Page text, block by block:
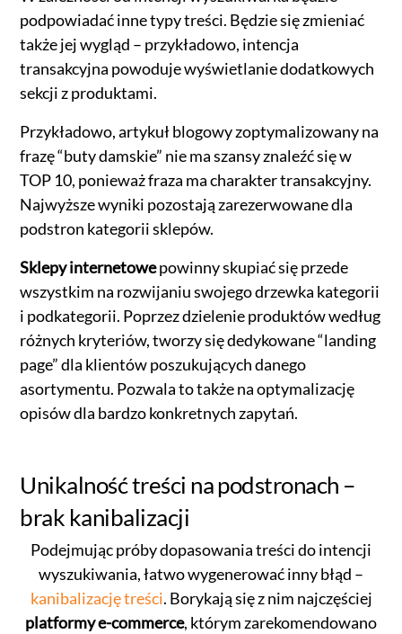
podpowiadać inne typy treści. Będzie się zmieniać
także jej wygląd – przykładowo, intencja
transakcyjna powoduje wyświetlanie dodatkowych
sekcji z produktami.
Przykładowo, artykuł blogowy zoptymalizowany na
frazę “buty damskie” nie ma szansy znaleźć się w
TOP 10, ponieważ fraza ma charakter transakcyjny.
Najwyższe wyniki pozostają zarezerwowane dla
podstron kategorii sklepów.
Sklepy internetowepowinny skupiać się przede
wszystkim na rozwijaniu swojego drzewka kategorii
i podkategorii. Poprzez dzielenie produktów według
różnych kryteriów, tworzy się dedykowane “landing
page” dla klientów poszukujących danego
asortymentu. Pozwala to także na optymalizację
opisów dla bardzo konkretnych zapytań.
Unikalność treści na podstronach –
brak kanibalizacji
Podejmując próby dopasowania treści do intencji
wyszukiwania, łatwo wygenerować inny błąd –
kanibalizację treści. Borykają się z nim najczęściej
platformy e-commerce, którym zarekomendowano